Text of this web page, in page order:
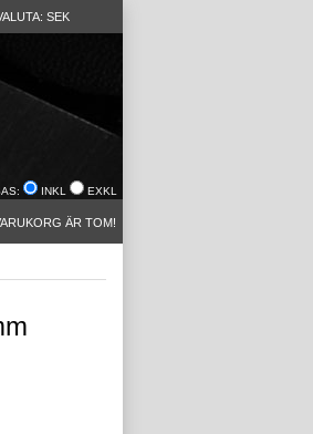
SEK
INKL EXKL
ÄR TOM!